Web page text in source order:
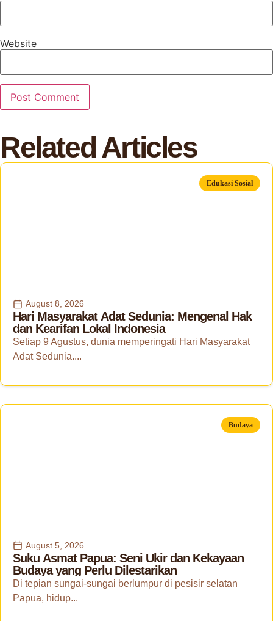
Website
Related Articles
Edukasi Sosial
August 8, 2026
Hari Masyarakat Adat Sedunia: Mengenal Hak
dan Kearifan Lokal Indonesia
Setiap 9 Agustus, dunia memperingati Hari Masyarakat
Adat Sedunia....
Budaya
August 5, 2026
Suku Asmat Papua: Seni Ukir dan Kekayaan
Budaya yang Perlu Dilestarikan
Di tepian sungai-sungai berlumpur di pesisir selatan
Papua, hidup...